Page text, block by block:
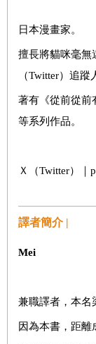
日本漫畫家。
擅長將貓咪毫無
（Twitter）追蹤
著有《從前從前
等系列作品。
Ｘ（Twitter）｜
譯者簡介 |
Mei
兼職譯者，本名
因為本書，距離